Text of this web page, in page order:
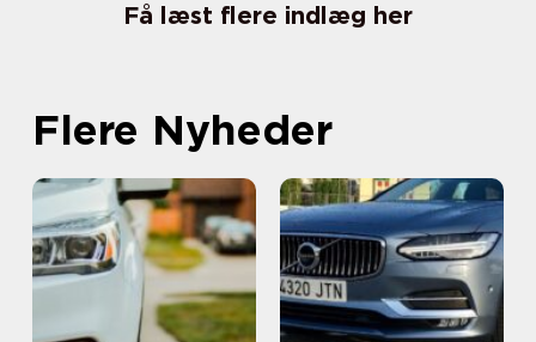
Få læst flere indlæg her
Flere Nyheder